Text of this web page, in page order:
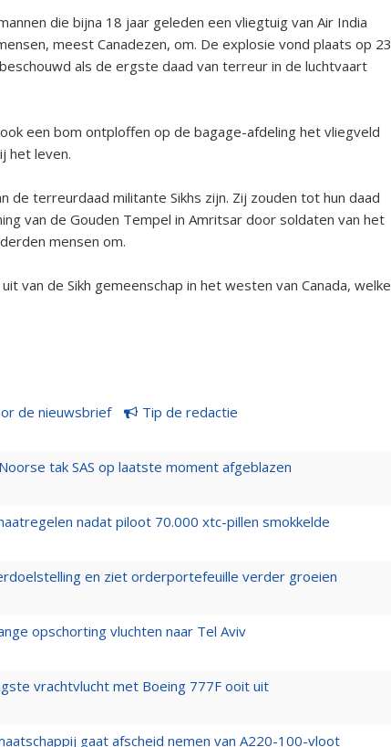
die bijna 18 jaar geleden een vliegtuig van Air India
meest Canadezen, om. De explosie vond plaats op 23
als de ergste daad van terreur in de luchtvaart
een bom ontploffen op de bagage-afdeling het vliegveld
het leven.
de terreurdaad militante Sikhs zijn. Zij zouden tot hun daad
van de Gouden Tempel in Amritsar door soldaten van het
mensen om.
van de Sikh gemeenschap in het westen van Canada, welke
de nieuwsbrief Tip de redactie
tak SAS op laatste moment afgeblazen
nadat piloot 70.000 xtc-pillen smokkelde
en ziet orderportefeuille verder groeien
opschorting vluchten naar Tel Aviv
vrachtvlucht met Boeing 777F ooit uit
gaat afscheid nemen van A220-100-vloot